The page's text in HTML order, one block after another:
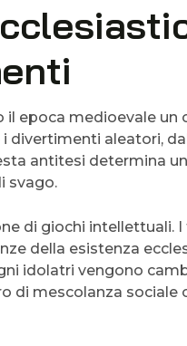
il epoca medioevale
divertimenti aleatori,
antitesi determina
svago.
di giochi intellettuali.
della esistenza
idolatri vengono
di mescolanza sociale